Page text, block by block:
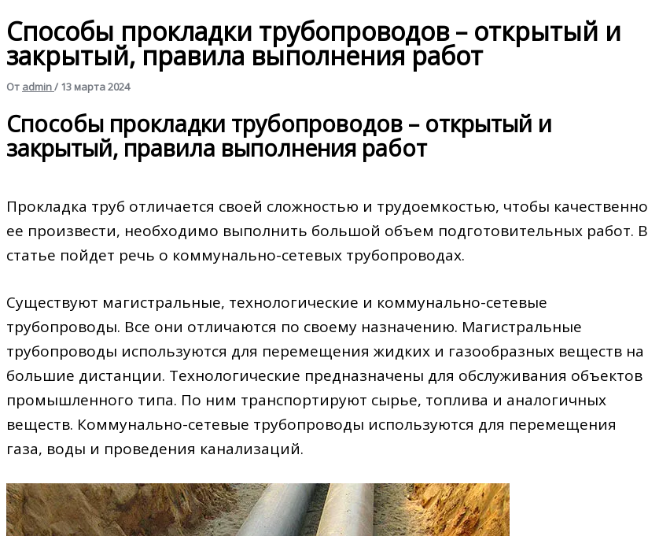
Способы прокладки трубопроводов – открытый и
закрытый, правила выполнения работ
От admin/ 13 марта 2024
Способы прокладки трубопроводов – открытый и
закрытый, правила выполнения работ
Прокладка труб отличается своей сложностью и трудоемкостью, чтобы качественно
ее произвести, необходимо выполнить большой объем подготовительных работ. В
статье пойдет речь о коммунально-сетевых трубопроводах.
Существуют магистральные, технологические и коммунально-сетевые
трубопроводы. Все они отличаются по своему назначению. Магистральные
трубопроводы используются для перемещения жидких и газообразных веществ на
большие дистанции. Технологические предназначены для обслуживания объектов
промышленного типа. По ним транспортируют сырье, топлива и аналогичных
веществ. Коммунально-сетевые трубопроводы используются для перемещения
газа, воды и проведения канализаций.